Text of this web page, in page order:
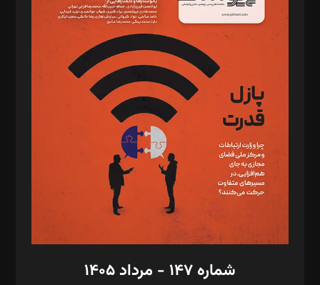
د‌بیر حقوق فناوری: حسام‌الدین ایپکچی
د‌بیر پیوست جهان: مینا پاکدل
د‌بیر تحریریه آنلاین: بابک نقاش
تحریریه‌: مجتبی محمود‌ی، آرش برهمند، یسنا امان‌پور، سروش کرمیان،
مصطفی مسجدی آرانی، ابوالفضل رجبی، زهرا فکرانه، فائزه فتحی
رستمی،مصطفی باستان
ویرایش: نگار استاد‌‌آقا
طراح یونیفرم: مجید توکلی
فیلمبرداری و عکاسی: امیر شفیعی، مانی لطفی زاده
گرافیک و صفحه‌آرایی: سید‌سبحان‌علی ثابت
مد‌یر توسعه تجاری: کامبیز برید‌
امور مالی: شاپور رهبری، محمد‌ کاظمی‌نیا
شماره ۱۴۷ - مرداد ۱۴۰۵